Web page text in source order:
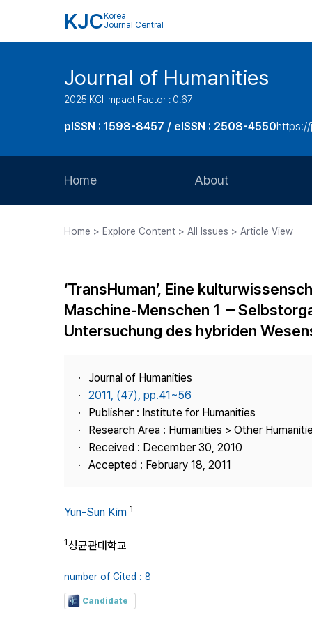
KJC Korea
Journal Central
Journal of Humanities
2025 KCI Impact Factor : 0.67
pISSN : 1598-8457 / eISSN : 2508-4550https://
Home About
Journal Staff
Best Practice
Journal Information
Home > Explore Content > All Issues > Article View
‘TransHuman’, Eine
Maschine-Menschen 1 －
Untersuchung des hybriden
Journal of Humanities
2011, (47), pp.41~56
Publisher : Institute for Humanities
Research Area : Humanities > Other
Received : December 30, 2010
Accepted : February 18, 2011
Yun-Sun Kim 1
1성균관대학교
number of Cited : 8
Candidate